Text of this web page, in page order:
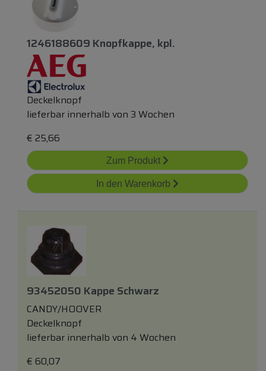
1246188609 Knopfkappe, kpl.
Deckelknopf
lieferbar innerhalb von 3 Wochen
€ 25,66
Zum Produkt
In den Warenkorb
93452050 Kappe Schwarz
CANDY/HOOVER
Deckelknopf
lieferbar innerhalb von 4 Wochen
€ 60,07